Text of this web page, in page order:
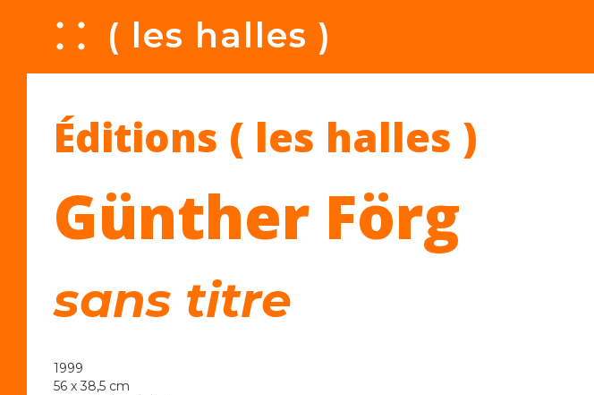
A ( les halles )
Éditions ( les halles )
Günther Förg
sans titre
1999
56 x 38,5 cm